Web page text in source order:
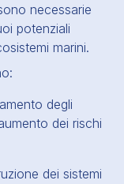
necessarie
potenziali
marini.
degli
dei rischi
dei sistemi